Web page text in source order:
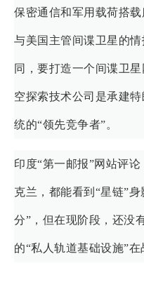
保密通信和军用载荷搭
与美国主管间谍卫星的
同，要打造一个间谍卫
空探索技术公司是承建
统的“领先竞争者”。
印度“第一邮报”网站评
克兰，都能看到“星链”
分”，但在现阶段，还没
的“私人轨道基础设施”